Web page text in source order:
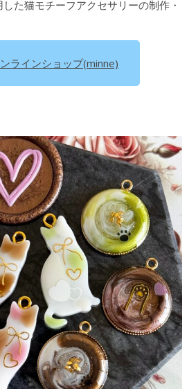
た猫モチーフアクセサリーの制作・
ラインショップ(minne)